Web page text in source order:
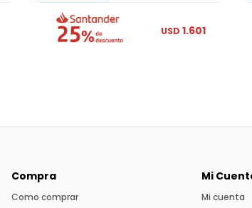
USD 1.601
Compra
Como comprar
Mi
Mi cuenta